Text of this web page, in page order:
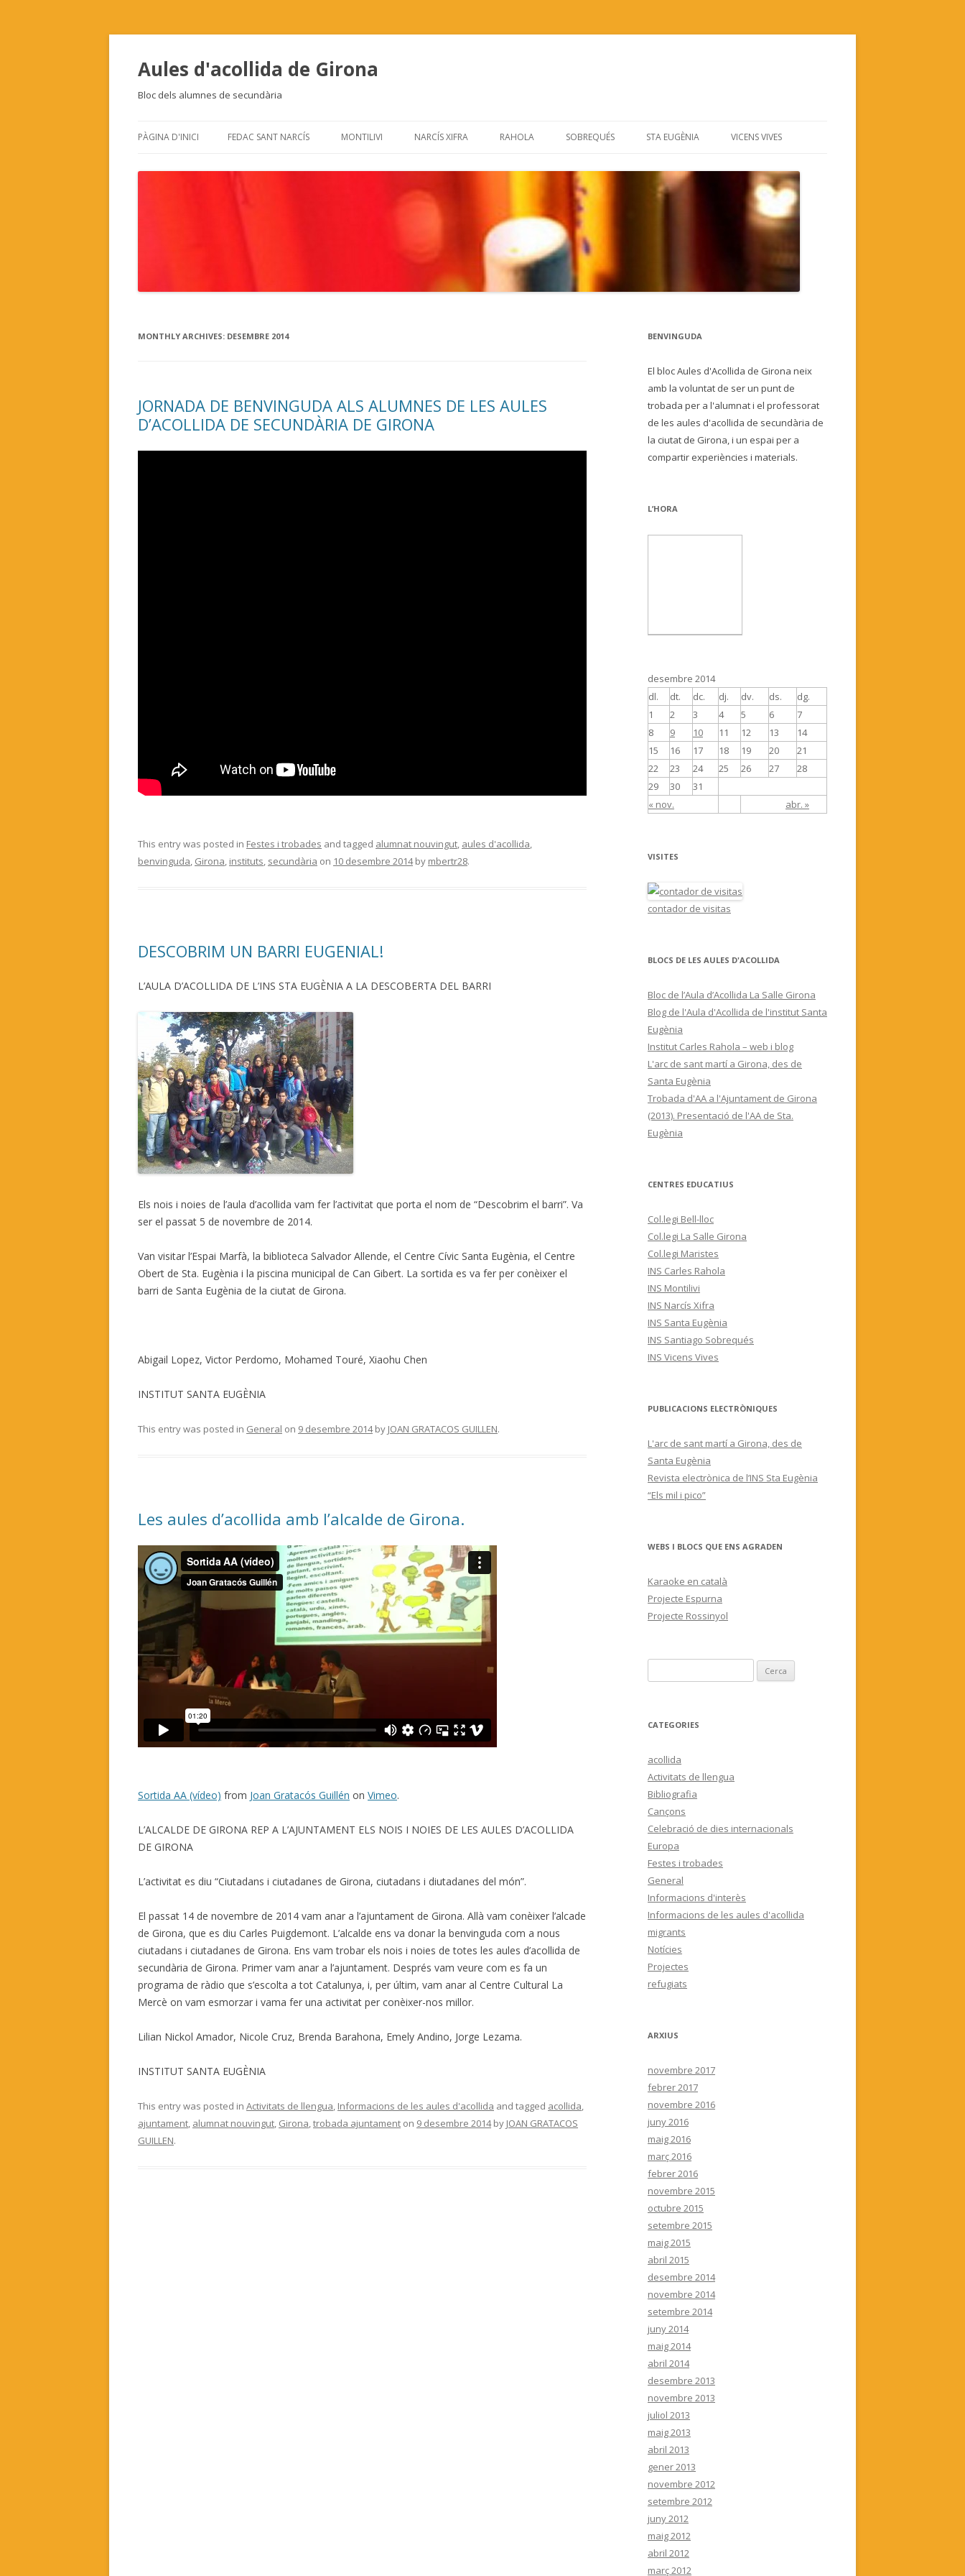
Aules d'acollida de Girona
Bloc dels alumnes de secundària
PÀGINA D'INICI FEDAC SANT NARCÍS MONTILIVI NARCÍS XIFRA RAHOLA SOBREQUÉS STA EUGÈNIA VICENS VIVES
MONTHLY ARCHIVES: DESEMBRE 2014
JORNADA DE BENVINGUDA ALS ALUMNES DE LES AULES
D’ACOLLIDA DE SECUNDÀRIA DE GIRONA
This entry was posted in Festes i trobades and tagged alumnat nouvingut, aules d'acollida,
benvinguda, Girona, instituts, secundària on 10 desembre 2014by mbertr28.
DESCOBRIM UN BARRI EUGENIAL!
L’AULA D’ACOLLIDA DE L’INS STA EUGÈNIA A LA DESCOBERTA DEL BARRI
Els nois i noies de l’aula d’acollida vam fer l’activitat que porta el nom de “Descobrim el barri”. Va
ser el passat 5 de novembre de 2014.
Van visitar l’Espai Marfà, la biblioteca Salvador Allende, el Centre Cívic Santa Eugènia, el Centre
Obert de Sta. Eugènia i la piscina municipal de Can Gibert. La sortida es va fer per conèixer el
barri de Santa Eugènia de la ciutat de Girona.
Abigail Lopez, Victor Perdomo, Mohamed Touré, Xiaohu Chen
INSTITUT SANTA EUGÈNIA
This entry was posted in General on 9 desembre 2014by JOAN GRATACOS GUILLEN.
Les aules d’acollida amb l’alcalde de Girona.
Sortida AA (vídeo) from Joan Gratacós Guillén on Vimeo.
L’ALCALDE DE GIRONA REP A L’AJUNTAMENT ELS NOIS I NOIES DE LES AULES D’ACOLLIDA
DE GIRONA
L’activitat es diu “Ciutadans i ciutadanes de Girona, ciutadans i diutadanes del món”.
El passat 14 de novembre de 2014 vam anar a l’ajuntament de Girona. Allà vam conèixer l’alcade
de Girona, que es diu Carles Puigdemont. L’alcalde ens va donar la benvinguda com a nous
ciutadans i ciutadanes de Girona. Ens vam trobar els nois i noies de totes les aules d’acollida de
secundària de Girona. Primer vam anar a l’ajuntament. Després vam veure com es fa un
programa de ràdio que s’escolta a tot Catalunya, i, per últim, vam anar al Centre Cultural La
Mercè on vam esmorzar i vama fer una activitat per conèixer-nos millor.
Lilian Nickol Amador, Nicole Cruz, Brenda Barahona, Emely Andino, Jorge Lezama.
INSTITUT SANTA EUGÈNIA
This entry was posted in Activitats de llengua, Informacions de les aules d'acollida and tagged acollida,
ajuntament, alumnat nouvingut, Girona,trobada ajuntament on 9 desembre 2014by JOAN GRATACOS
GUILLEN.
BENVINGUDA
El bloc Aules d'Acollida de Girona neix
amb la voluntat de ser un punt de
trobada per a l'alumnat i el professorat
de les aules d'acollida de secundària de
la ciutat de Girona, i un espai per a
compartir experiències i materials.
L’HORA
desembre 2014
dl.
dt. dc. dj. dv. ds. dg.
« nov. abr. »
1 2 3 4 5 6
7
8
9 10 11 12 13
14
15
16 17 18 19 20
21
22
23 24 25 26 27
28
29
30 31
VISITES
contador de visitas
BLOCS DE LES AULES D'ACOLLIDA
Bloc de l’Aula d’Acollida La Salle Girona
Blog de l'Aula d'Acollida de l'institut Santa
Eugènia
Institut Carles Rahola – web i blog
L'arc de sant martí a Girona, des de
Santa Eugènia
Trobada d'AA a l'Ajuntament de Girona
(2013). Presentació de l'AA de Sta.
Eugènia
CENTRES EDUCATIUS
Col.legi Bell-lloc
Col.legi La Salle Girona
Col.legi Maristes
INS Carles Rahola
INS Montilivi
INS Narcís Xifra
INS Santa Eugènia
INS Santiago Sobrequés
INS Vicens Vives
PUBLICACIONS ELECTRÒNIQUES
L'arc de sant martí a Girona, des de
Santa Eugènia
Revista electrònica de l’INS Sta Eugènia
“Els mil i pico”
WEBS I BLOCS QUE ENS AGRADEN
Karaoke en català
Projecte Espurna
Projecte Rossinyol
e
c
CATEGORIES
acollida
Activitats de llengua
Bibliografia
Cançons
Celebració de dies internacionals
Europa
Festes i trobades
General
Informacions d'interès
Informacions de les aules d'acollida
migrants
Notícies
Projectes
refugiats
ARXIUS
novembre 2017
febrer 2017
novembre 2016
juny 2016
maig 2016
març 2016
febrer 2016
novembre 2015
octubre 2015
setembre 2015
maig 2015
abril 2015
desembre 2014
novembre 2014
setembre 2014
juny 2014
maig 2014
abril 2014
desembre 2013
novembre 2013
juliol 2013
maig 2013
abril 2013
gener 2013
novembre 2012
setembre 2012
juny 2012
maig 2012
abril 2012
març 2012